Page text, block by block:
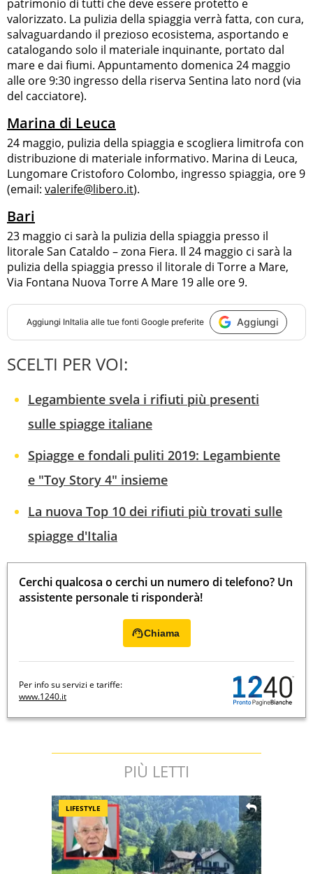
patrimonio di tutti che deve essere protetto e
valorizzato. La pulizia della spiaggia verrà fatta, con cura,
salvaguardando il prezioso ecosistema, asportando e
catalogando solo il materiale inquinante, portato dal
mare e dai fiumi. Appuntamento domenica 24 maggio
alle ore 9:30 ingresso della riserva Sentina lato nord (via
del cacciatore).
Marina di Leuca
24 maggio, pulizia della spiaggia e scogliera limitrofa con
distribuzione di materiale informativo. Marina di Leuca,
Lungomare Cristoforo Colombo, ingresso spiaggia, ore 9
(email: valerife@libero.it).
Bari
23 maggio ci sarà la pulizia della spiaggia presso il
litorale San Cataldo – zona Fiera. Il 24 maggio ci sarà la
pulizia della spiaggia presso il litorale di Torre a Mare,
Via Fontana Nuova Torre A Mare 19 alle ore 9.
Aggiungi InItalia alle tue fonti Google preferite Aggiungi
SCELTI PER VOI:
Legambiente svela i rifiuti più presenti
sulle spiagge italiane
Spiagge e fondali puliti 2019: Legambiente
e "Toy Story 4" insieme
La nuova Top 10 dei rifiuti più trovati sulle
spiagge d'Italia
Cerchi qualcosa o cerchi un numero di telefono? Un
assistente personale ti risponderà!
Chiama
Per info su servizi e tariffe:
www.1240.it
PIÙ LETTI
LIFESTYLE